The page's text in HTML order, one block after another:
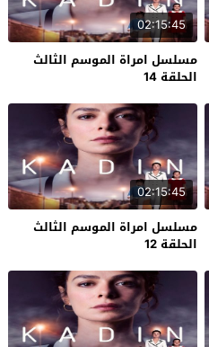
02:15:45
مسلسل امراة الموسم الثالث
الحلقة 14
02:15:45
مسلسل امراة الموسم الثالث
الحلقة 12